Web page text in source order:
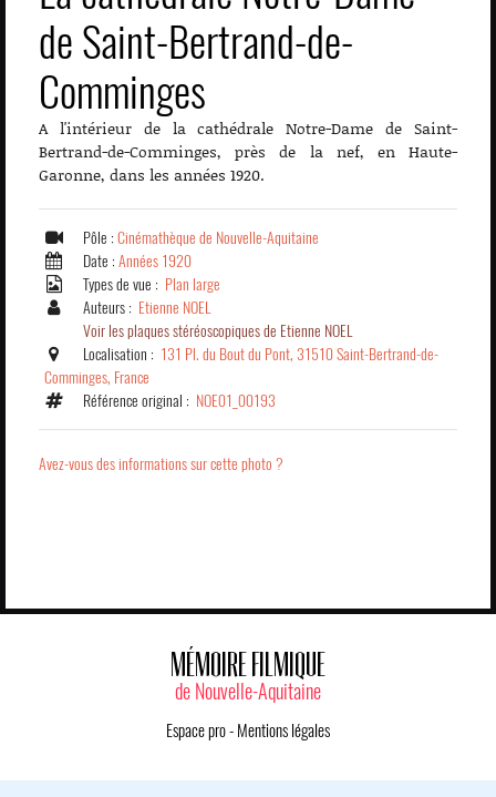
de Saint-Bertrand-de-
Comminges
A l'intérieur de la cathédrale Notre-Dame de Saint-
Bertrand-de-Comminges, près de la nef, en Haute-
Garonne, dans les années 1920.
Pôle : Cinémathèque de Nouvelle-Aquitaine
Date : Années 1920
Types de vue : Plan large
Auteurs : Etienne NOEL
Voir les plaques stéréoscopiques de Etienne NOEL
Localisation : 131 Pl. du Bout du Pont, 31510 Saint-Bertrand-de-
Comminges, France
Référence original : NOE01_00193
Avez-vous des informations sur cette photo ?
MÉMOIRE FILMIQUE
de Nouvelle-Aquitaine
Espace pro- Mentions légales